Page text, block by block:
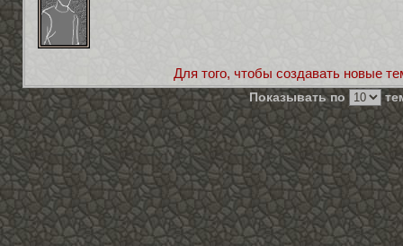
Для того, чтобы создавать новые
Показывать по